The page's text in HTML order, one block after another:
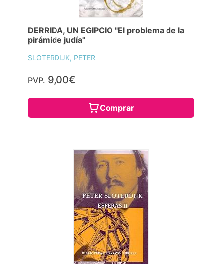
DERRIDA, UN EGIPCIO "El problema de la
pirámide judía"
SLOTERDIJK, PETER
PVP. 9,00€
Comprar